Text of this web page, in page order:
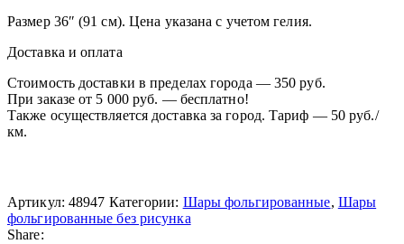
Размер 36″ (91 см). Цена указана с учетом гелия.
Доставка и оплата
Стоимость доставки в пределах города — 350 руб.
При заказе от 5 000 руб. — бесплатно!
Также осуществляется доставка за город. Тариф — 50 руб./
км.
Артикул: 48947 Категории: Шары фольгированные, Шары
фольгированные без рисунка
Share: